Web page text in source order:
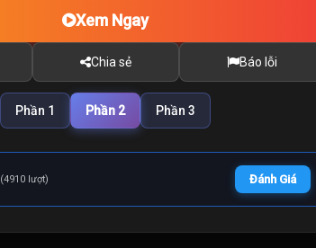
Xem Ngay
Chia sẻ Báo lỗi
Phần 1 Phần 2 Phần 3
(4910 lượt) Đánh Giá